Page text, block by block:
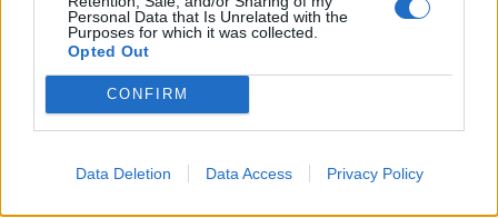
Personal Data that Is Unrelated with the
Purposes for which it was collected.
Opted Out
CONFIRM
Data Deletion Data Access Privacy Policy